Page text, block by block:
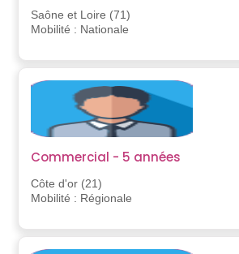
Saône et Loire (71)
Mobilité : Nationale
Commercial - 5 années
Côte d'or (21)
Mobilité : Régionale